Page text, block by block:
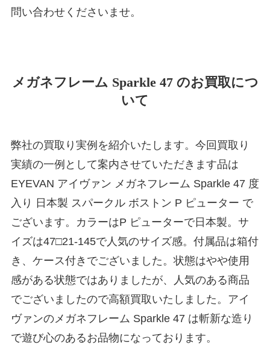
問い合わせくださいませ。
メガネフレーム Sparkle 47 のお買取につ
いて
弊社の買取り実例を紹介いたします。今回買取り
実績の一例として案内させていただきます品は
EYEVAN アイヴァン メガネフレーム Sparkle 47 度
入り 日本製 スパークル ボストン P ピューター で
ございます。カラーはP ピューターで日本製。サ
イズは47□21-145で人気のサイズ感。付属品は箱付
き、ケース付きでございました。状態はやや使用
感がある状態ではありましたが、人気のある商品
でございましたので高額買取いたしました。アイ
ヴァンのメガネフレーム Sparkle 47 は斬新な造り
で遊び心のあるお品物になっております。